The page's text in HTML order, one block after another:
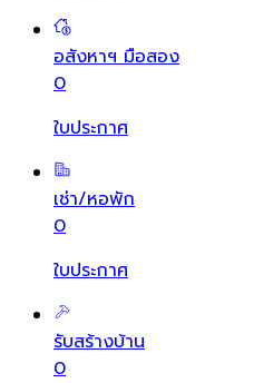
อสังหาฯ มือสอง
0
ใบประกาศ
เช่า/หอพัก
0
ใบประกาศ
รับสร้างบ้าน
0